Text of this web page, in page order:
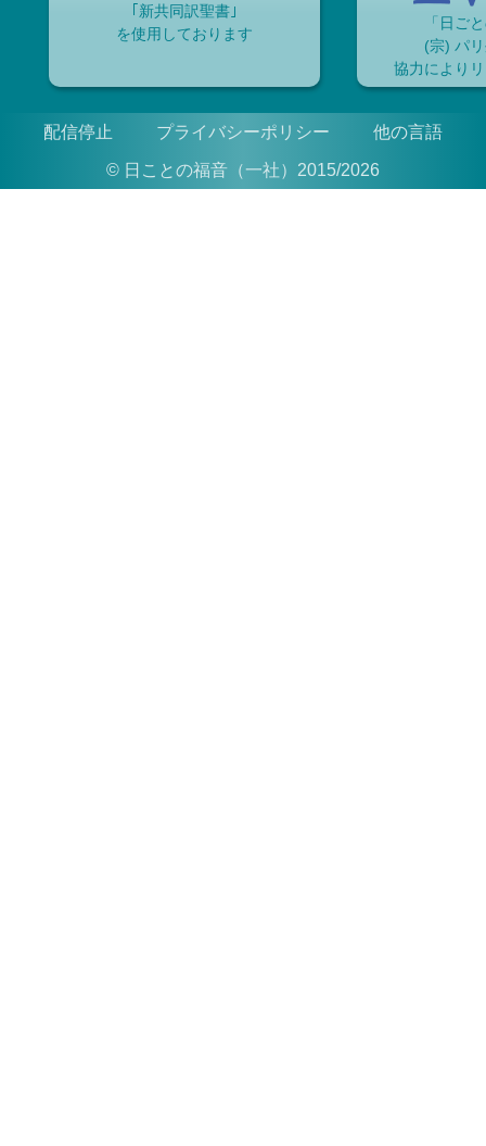
｢新共同訳聖書｣
を使用しております
「日ご
(宗) パ
協力により
配信停止 プライバシーポリシー 他の言語
© 日ことの福音（一社）2015/2026